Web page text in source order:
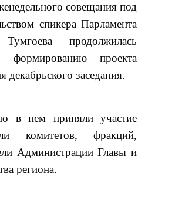
совещания под
спикера Парламента
продолжилась
формированию проекта
декабрьского заседания.
в нем приняли участие
комитетов, фракций,
Администрации Главы и
региона.